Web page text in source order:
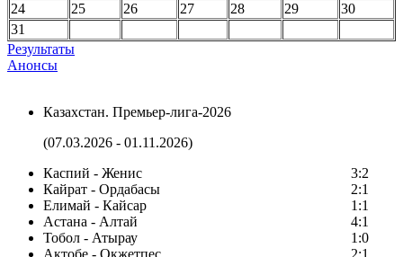
24
25 26 27 28 29
30
31
Результаты
Анонсы
Казахстан. Премьер-лига-2026
(07.03.2026 - 01.11.2026)
Каспий - Женис
3:2
Кайрат - Ордабасы
2:1
Елимай - Кайсар
1:1
Астана - Алтай
4:1
Тобол - Атырау
1:0